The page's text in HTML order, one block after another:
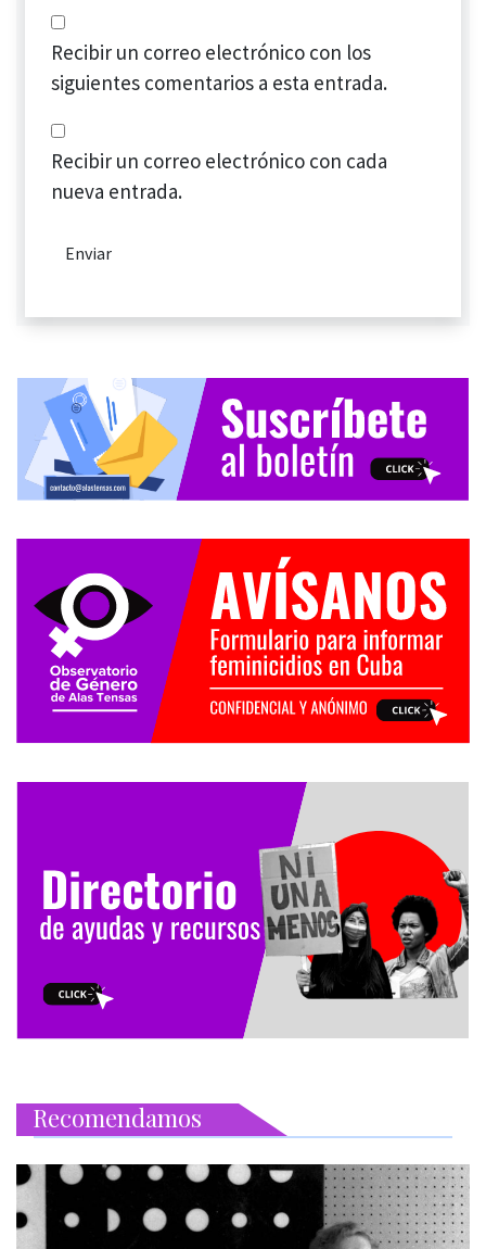
Recibir un correo electrónico con los
siguientes comentarios a esta entrada.
Recibir un correo electrónico con cada
nueva entrada.
Recomendamos